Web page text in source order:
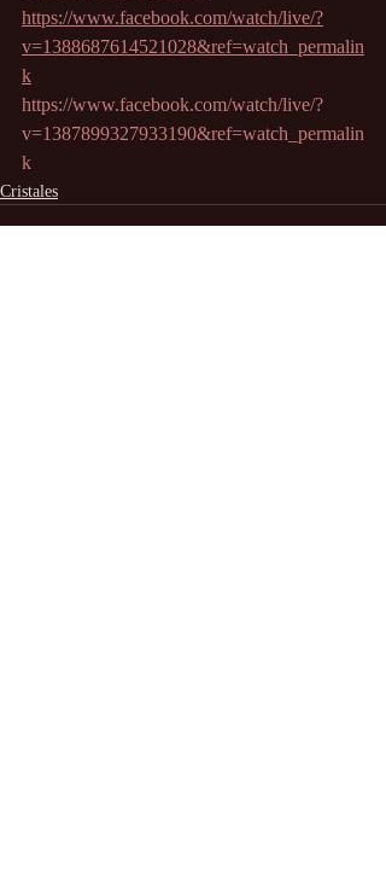
https://www.facebook.com/watch/live/?
v=1388687614521028&ref=watch_permalin
k
https://www.facebook.com/watch/live/?
v=1387899327933190&ref=watch_permalin
k
Cristales